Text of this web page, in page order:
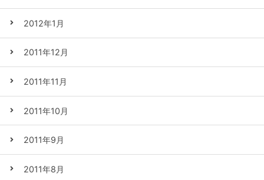
2012年1月
2011年12月
2011年11月
2011年10月
2011年9月
2011年8月